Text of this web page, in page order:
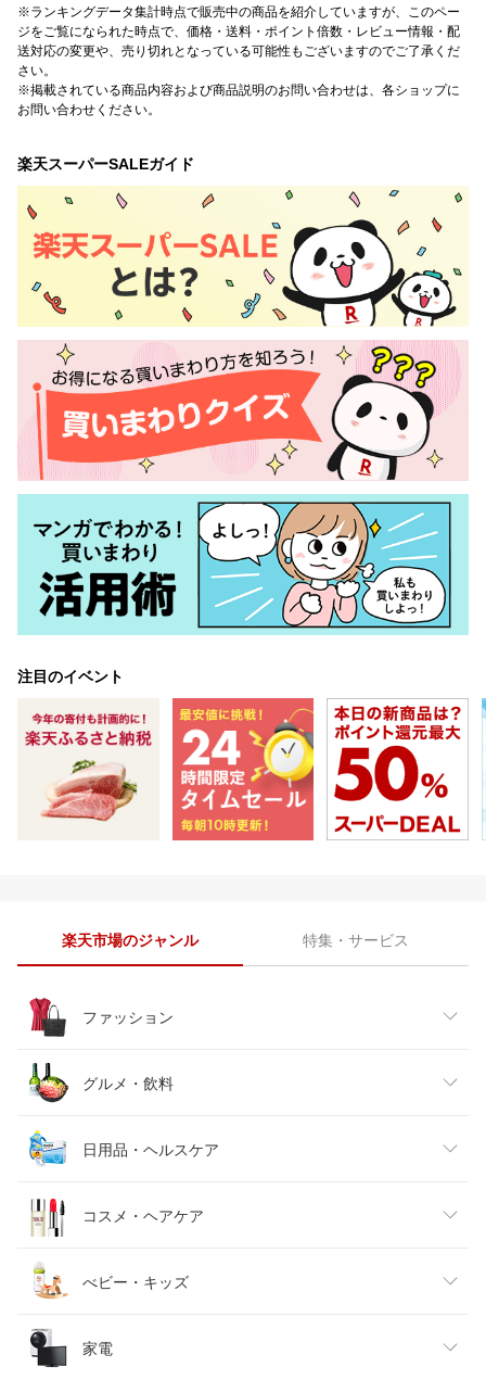
※ランキングデータ集計時点で販売中の商品を紹介していますが、このペー
ジをご覧になられた時点で、価格・送料・ポイント倍数・レビュー情報・配
送対応の変更や、売り切れとなっている可能性もございますのでご了承くだ
さい。
※掲載されている商品内容および商品説明のお問い合わせは、各ショップに
お問い合わせください。
楽天スーパーSALEガイド
注目のイベント
楽天市場のジャンル 特集・サービス
ファッション
レディースファッション
メンズファッション
キッズファッション
ベビーファッション
インナー・下着・ナイトウェア
グルメ・飲料
食品
スイーツ・お菓子
水・ソフトドリンク
ビール・洋酒
日用品・ヘルスケア
日用品雑貨・文房具・手芸
ダイエット・健康
医薬品・コンタクト・介護
コスメ・ヘアケア
美容・コスメ・香水
べビー・キッズ
キッズ・ベビー・マタニティ
家電